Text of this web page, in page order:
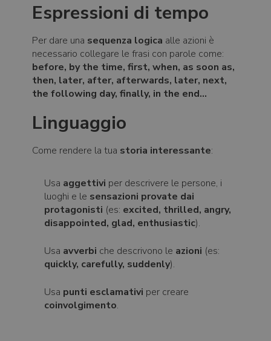
Espressioni di tempo
Per dare una sequenza logica alle azioni è
necessario collegare le frasi con parole come:
before, by the time, first, when, as soon as,
then, later, after, afterwards, later, next,
the following day, finally, in the end...
Linguaggio
Come rendere la tua storia interessante:
Usa aggettivi per descrivere le persone, i
luoghi e le sensazioni provate dai
protagonisti (es: excited, thrilled, angry,
disappointed, glad, enthusiastic).
Usa avverbi che descrivono le azioni (es:
quickly, carefully, suddenly).
Usa punti esclamativi per creare
coinvolgimento.